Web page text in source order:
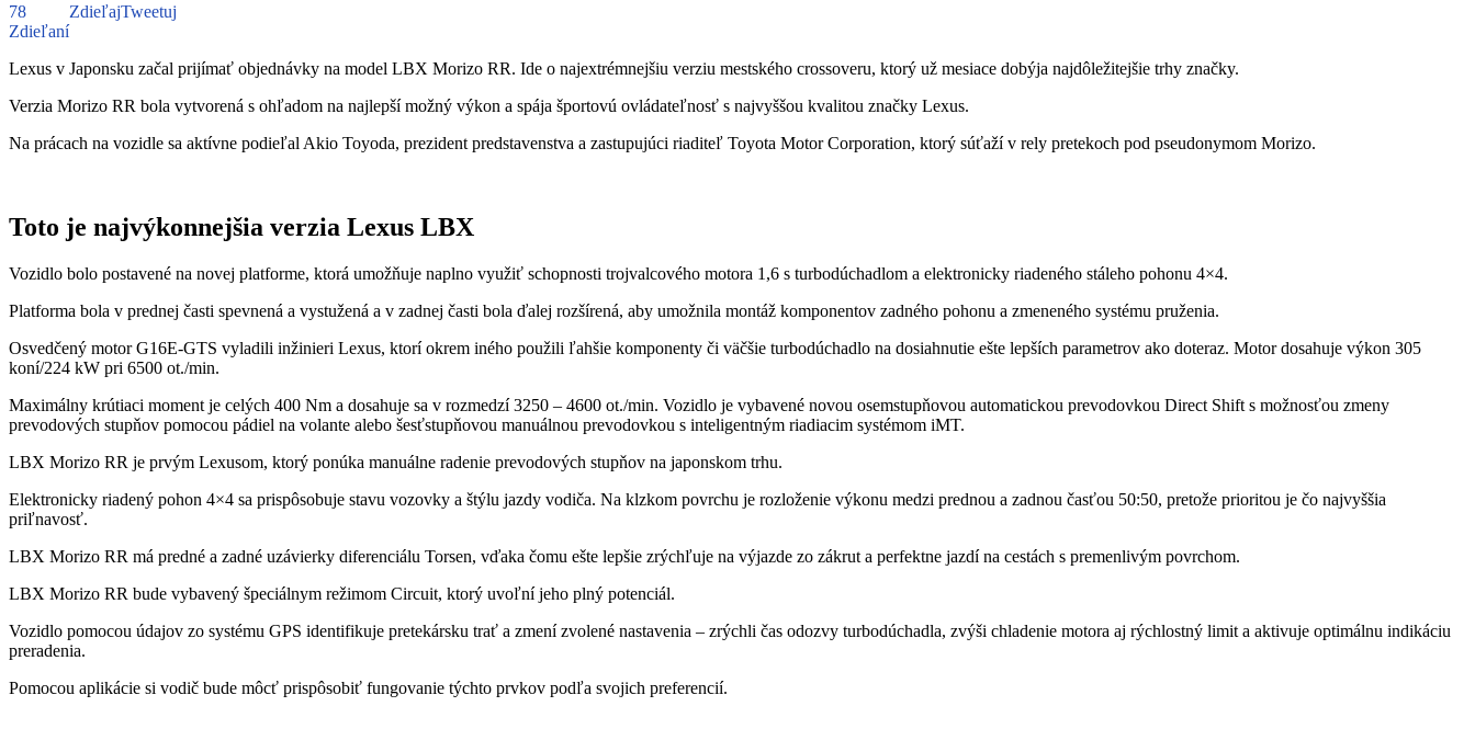
78
Zdieľaní
ZdieľajTweetuj
Lexus v Japonsku začal prijímať objednávky na model LBX Morizo ​​​​RR. Ide o najextrémnejšiu verziu mestského crossoveru, ktorý už mesiace dobýja najdôležitejšie trhy značky.
Verzia Morizo ​​​​RR bola vytvorená s ohľadom na najlepší možný výkon a spája športovú ovládateľnosť s najvyššou kvalitou značky Lexus.
Na prácach na vozidle sa aktívne podieľal Akio Toyoda, prezident predstavenstva a zastupujúci riaditeľ Toyota Motor Corporation, ktorý súťaží v rely pretekoch pod pseudonymom Morizo.
Toto je najvýkonnejšia verzia Lexus LBX
Vozidlo bolo postavené na novej platforme, ktorá umožňuje naplno využiť schopnosti trojvalcového motora 1,6 s turbodúchadlom a elektronicky riadeného stáleho pohonu 4×4.
Platforma bola v prednej časti spevnená a vystužená a v zadnej časti bola ďalej rozšírená, aby umožnila montáž komponentov zadného pohonu a zmeneného systému pruženia.
Osvedčený motor G16E-GTS vyladili inžinieri Lexus, ktorí okrem iného použili ľahšie komponenty či väčšie turbodúchadlo na dosiahnutie ešte lepších parametrov ako doteraz. Motor dosahuje výkon 305
koní/224 kW pri 6500 ot./min.
Maximálny krútiaci moment je celých 400 Nm a dosahuje sa v rozmedzí 3250 – 4600 ot./min. Vozidlo je vybavené novou osemstupňovou automatickou prevodovkou Direct Shift s možnosťou zmeny
prevodových stupňov pomocou pádiel na volante alebo šesťstupňovou manuálnou prevodovkou s inteligentným riadiacim systémom iMT.
LBX Morizo ​​​​RR je prvým Lexusom, ktorý ponúka manuálne radenie prevodových stupňov na japonskom trhu.
Elektronicky riadený pohon 4×4 sa prispôsobuje stavu vozovky a štýlu jazdy vodiča. Na klzkom povrchu je rozloženie výkonu medzi prednou a zadnou časťou 50:50, pretože prioritou je čo najvyššia
priľnavosť.
LBX Morizo ​​​​RR má predné a zadné uzávierky diferenciálu Torsen, vďaka čomu ešte lepšie zrýchľuje na výjazde zo zákrut a perfektne jazdí na cestách s premenlivým povrchom.
LBX Morizo ​​​​RR bude vybavený špeciálnym režimom Circuit, ktorý uvoľní jeho plný potenciál.
Vozidlo pomocou údajov zo systému GPS identifikuje pretekársku trať a zmení zvolené nastavenia – zrýchli čas odozvy turbodúchadla, zvýši chladenie motora aj rýchlostný limit a aktivuje optimálnu indikáciu
preradenia.
Pomocou aplikácie si vodič bude môcť prispôsobiť fungovanie týchto prvkov podľa svojich preferencií.